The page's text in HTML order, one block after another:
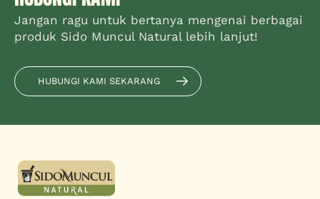
Jangan ragu untuk bertanya mengenai berbagai
produk Sido Muncul Natural lebih lanjut!
HUBUNGI KAMI SEKARANG